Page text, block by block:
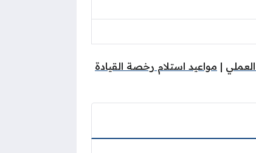
| مواعيد استلام رخصة القيادة